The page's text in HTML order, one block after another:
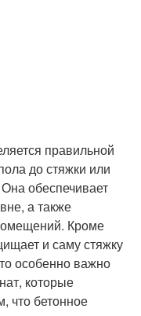
правильной
до стяжки или
обеспечивает
а также
Кроме
и саму стяжку
особенно важно
которые
что бетонное